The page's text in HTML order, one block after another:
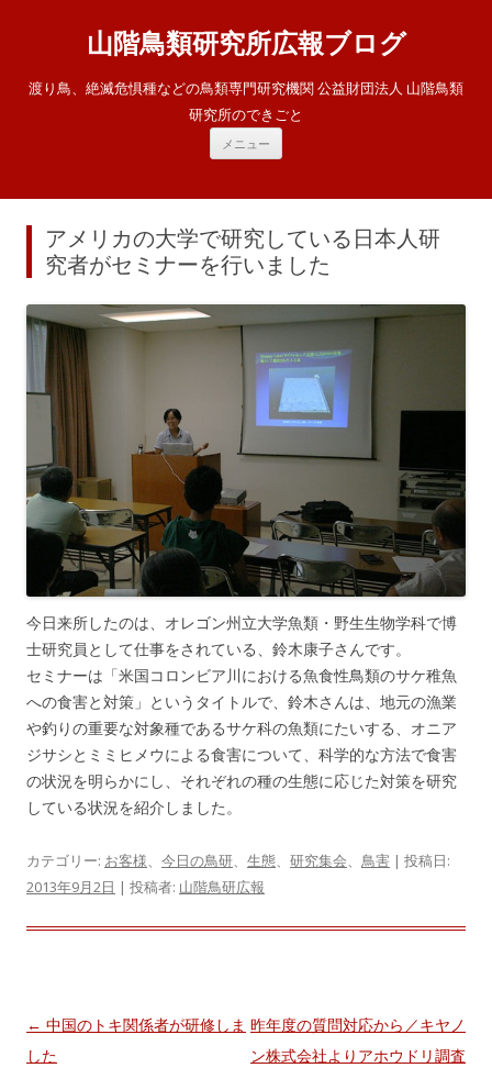
山階鳥類研究所広報ブログ
渡り鳥、絶滅危惧種などの鳥類専門研究機関 公益財団法人 山階鳥類
研究所のできごと
メニュー
ツ
ス
キ
ッ
プ
アメリカの大学で研究している日本人研
究者がセミナーを行いました
今日来所したのは、オレゴン州立大学魚類・野生生物学科で博
士研究員として仕事をされている、鈴木康子さんです。
セミナーは「米国コロンビア川における魚食性鳥類のサケ稚魚
への食害と対策」というタイトルで、鈴木さんは、地元の漁業
や釣りの重要な対象種であるサケ科の魚類にたいする、オニア
ジサシとミミヒメウによる食害について、科学的な方法で食害
の状況を明らかにし、それぞれの種の生態に応じた対策を研究
している状況を紹介しました。
カテゴリー: お客様、 今日の鳥研、 生態、 研究集会、 鳥害 | 投稿日:
2013年9月2日 | 投稿者: 山階鳥研広報
投
稿
← 中国のトキ関係者が研修しま
した
昨年度の質問対応から／キヤノ
ン株式会社よりアホウドリ調査